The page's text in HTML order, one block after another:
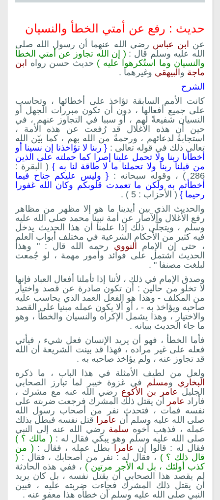
حديث : رفع عن أمتي الخطأ والنسيان
عن ابن عباس رضي الله عنهما أن رسول الله صلى
الله عليه وسلم قال : ( إن الله تجاوز عن أمتي الخطأ
والنسيان وما استُكرهوا عليه ) حديث حسن رواه ابن
ماجة والبيهقي وغيرهما .
الشرح
كانت الأمم السابقة تؤاخذ على أخطائها ، وتحاسب
على جميع أفعالها ، دون أن تكون مبررات الجهل أو
النسيان شفيعةً لهم ، أو سببا في التجاوز عنهم ، في
حين أن هذه الأغلال قد رُفعت عن هذه الأمة ،
استجابةً لدعائهم ، ورحمةً من الله بهم ، كما بيّن الله
تعالى ذلك في قوله تعالى : { ربنا لا تؤاخذنا إن نسينا أو
أخطأنا ربنا ولا تحمل علينا إصرا كما حملته على الذين
من قبلنا ربنا ولا تحملنا ما لا طاقة لنا به } ( البقرة :
286 ) ، وقوله سبحانه :
{ وليس عليكم جناح فيما
أخطأتم به ولكن ما تعمدت قلوبكم وكان الله غفورا
رحيما } ( الأحزاب : 5 ) .
والحديث الذي بين أيدينا ما هو إلا مظهر من مظاهر
رفع الأغلال والآصار عن أمة نبينا محمد صلى الله عليه
وسلم ، ويتجلّى ذلك إذا علمنا أن هذا الحديث يدخل
فيه كثير من الأحكام الشرعية في مختلف أبواب العلم
، حتى إن الإمام النووي رحمه الله قال : " وهذا
الحديث اشتمل على فوائد وأمور مهمة ، لو جُمعت
لبلغت مصنفا " .
وصدق الإمام في ذلك ، لأننا إذا تأملنا أفعال العباد فإنها
لا تخلو من حالين : أن تكون صادرة عن قصد واختيار
من المكلف - وهذا هو الفعل العمد الذي يحاسب عليه
صاحبه ويؤاخذ به - ، أو ألا يكون عمله مبنيا على القصد
والاختيار ، وهذا يشمل الإكراه والنسيان والخطأ ، وهو
ما جاء الحديث ببيانه .
فأما الخطأ ، فهو أن يريد الإنسان فعل شيء ، فيأتي
فعله على غير مراده ، فهذا قد بينت الشريعة أن الله
قد تجاوز عنه ، ولم يؤاخذ صاحبه به .
ولعل من لطيف الأمثلة في هذا الباب ، ما ذكره
البخاري ومسلم في غزوة خيبر لما تبارز الصحابي
الجليل عامر بن الأكوع رضي الله عنه مع مشرك ،
فأراد عامر أن يقتل ذلك المشرك فرجعت ضربته على
نفسه فمات ، فتحدث نفر من أصحاب رسول الله
صلى الله عليه وسلم أن عامرا قتل نفسه فبطل بذلك
عمله ، فذهب أخوه سلمة رضي الله عنه إلى النبي
صلى الله عليه وسلم وهو يبكي فقال له : ( مالك ؟ )
فقال له : قالوا إن عامرا بطل عمله ، فقال : ( من
قال ذلك ؟ ) ، فقال له : نفر من أصحابك ، فقال : (
كذب أولئك ، بل له الأجر مرتين ) ، ففي هذه الحادثة
لم يقصد هذا الصحابي أن يقتل نفسه ، بل كان يريد
أن يقتل ذلك المشرك فجاءت ضربته عليه ، فبين
النبي صلى الله عليه وسلم أن خطأه هذا معفو عنه .